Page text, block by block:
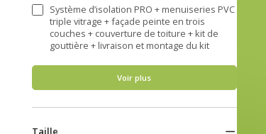
Système d’isolation PRO + menuiseries PVC
triple vitrage + façade peinte en trois
couches + couverture de toiture + kit de
gouttière + livraison et montage du kit
Voir plus
Taille